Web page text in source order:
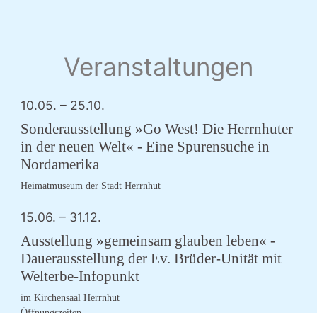
Veranstaltungen
10.05. – 25.10.
Sonderausstellung »Go West! Die Herrnhuter
in der neuen Welt« - Eine Spurensuche in
Nordamerika
Heimatmuseum der Stadt Herrnhut
15.06. – 31.12.
Ausstellung »gemeinsam glauben leben« -
Dauerausstellung der Ev. Brüder-Unität mit
Welterbe-Infopunkt
im Kirchensaal Herrnhut